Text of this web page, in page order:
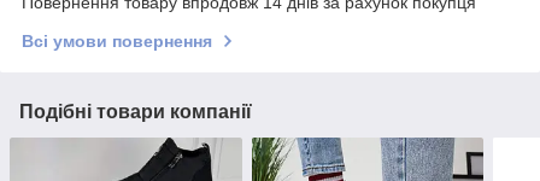
Всі умови повернення
Подібні товари компанії